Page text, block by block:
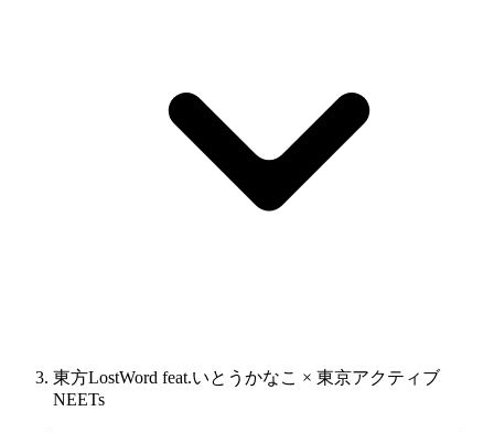
東方LostWord feat.いとうかなこ × 東京アクティブ
NEETs